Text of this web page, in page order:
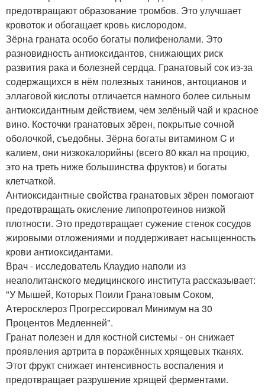
предотвращают образование тромбов. Это улучшает
кровоток и обогащает кровь кислородом.
Зёрна граната особо богаты полифенолами. Это
разновидность антиоксидантов, снижающих риск
развития рака и болезней сердца. Гранатовый сок из-за
содержащихся в нём полезных танинов, антоцианов и
эллаговой кислоты отличается намного более сильным
антиоксидантным действием, чем зелёный чай и красное
вино. Косточки гранатовых зёрен, покрытые сочной
оболочкой, съедобны. Зёрна богаты витамином C и
калием, они низкокалорийны (всего 80 ккал на процию,
это на треть ниже большинства фруктов) и богаты
клетчаткой.
Антиоксидантные свойства гранатовых зёрен помогают
предотвращать окисление липопротеинов низкой
плотности. Это предотвращает сужение стенок сосудов
жировыми отложениями и поддерживает насыщенность
крови антиоксидантами.
Врач - исследователь Клаудио наполи из
неаполитанского медицинского института рассказывает:
"У Мышей, Которых Поили Гранатовым Соком,
Атеросклероз Прогрессировал Минимум на 30
Процентов Медленней".
Гранат полезен и для костной системы - он снижает
проявления артрита в поражённых хрящевых тканях.
Этот фрукт снижает интенсивность воспаления и
предотвращает разрушение хрящей ферментами.